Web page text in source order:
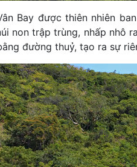
Bay được thiên nhiên
non trập trùng, nhấp nhô
đường thuỷ, tạo ra sự